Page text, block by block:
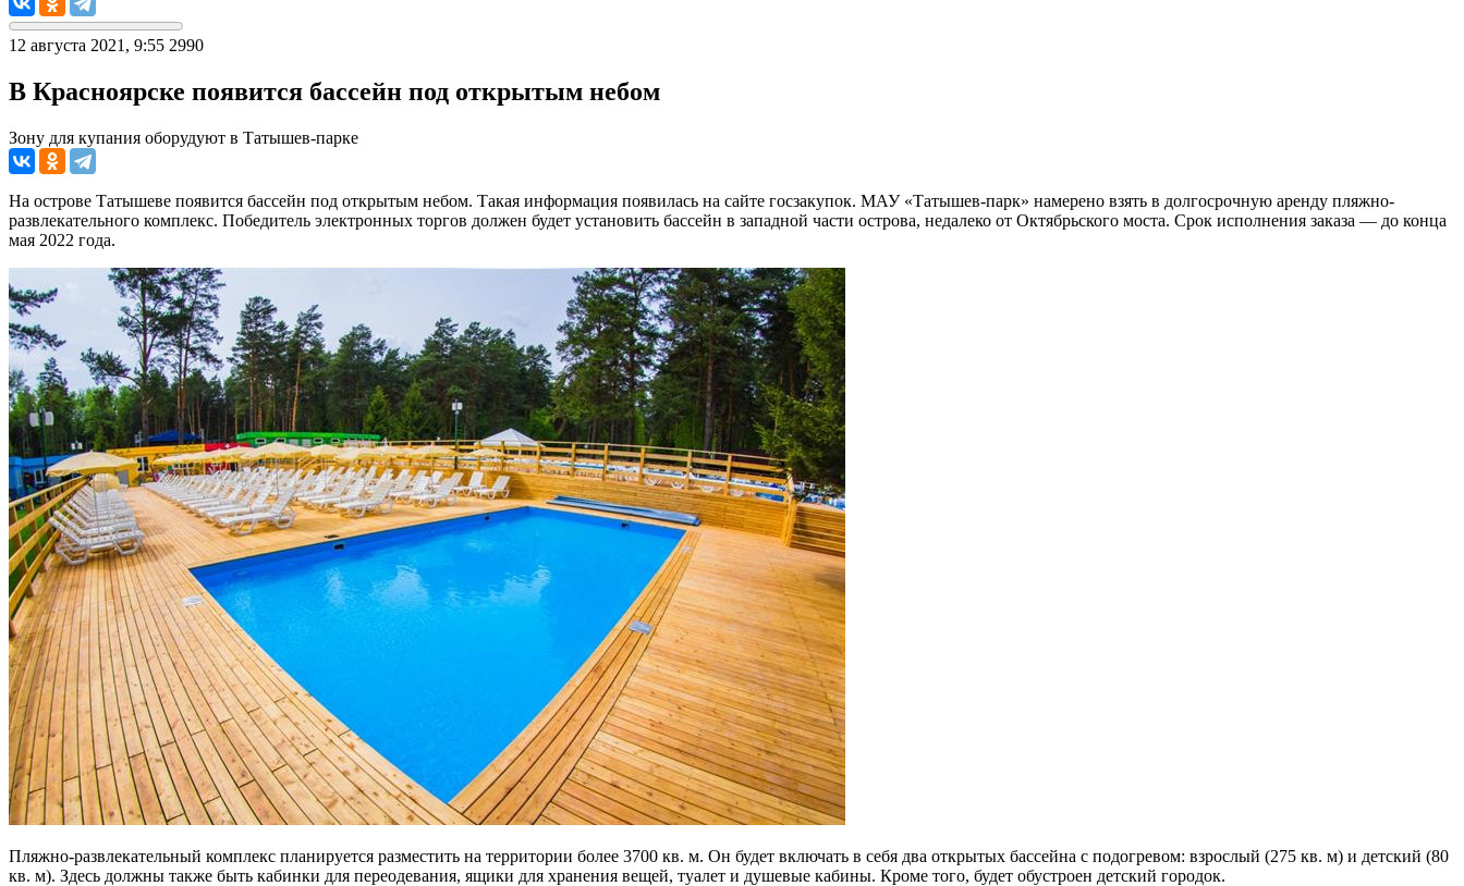
12 августа 2021, 9:55 2990
В Красноярске появится бассейн под открытым небом
Зону для купания оборудуют в Татышев-парке
На острове Татышеве появится бассейн под открытым небом. Такая информация появилась на сайте госзакупок. МАУ «Татышев-парк» намерено взять в долгосрочную аренду пляжно-
развлекательного комплекс. Победитель электронных торгов должен будет установить бассейн в западной части острова, недалеко от Октябрьского моста. Срок исполнения заказа — до конца
мая 2022 года.
Пляжно-развлекательный комплекс планируется разместить на территории более 3700 кв. м. Он будет включать в себя два открытых бассейна с подогревом: взрослый (275 кв. м) и детский (80
кв. м). Здесь должны также быть кабинки для переодевания, ящики для хранения вещей, туалет и душевые кабины. Кроме того, будет обустроен детский городок.